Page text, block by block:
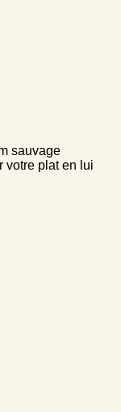
sauvage
votre plat en lui